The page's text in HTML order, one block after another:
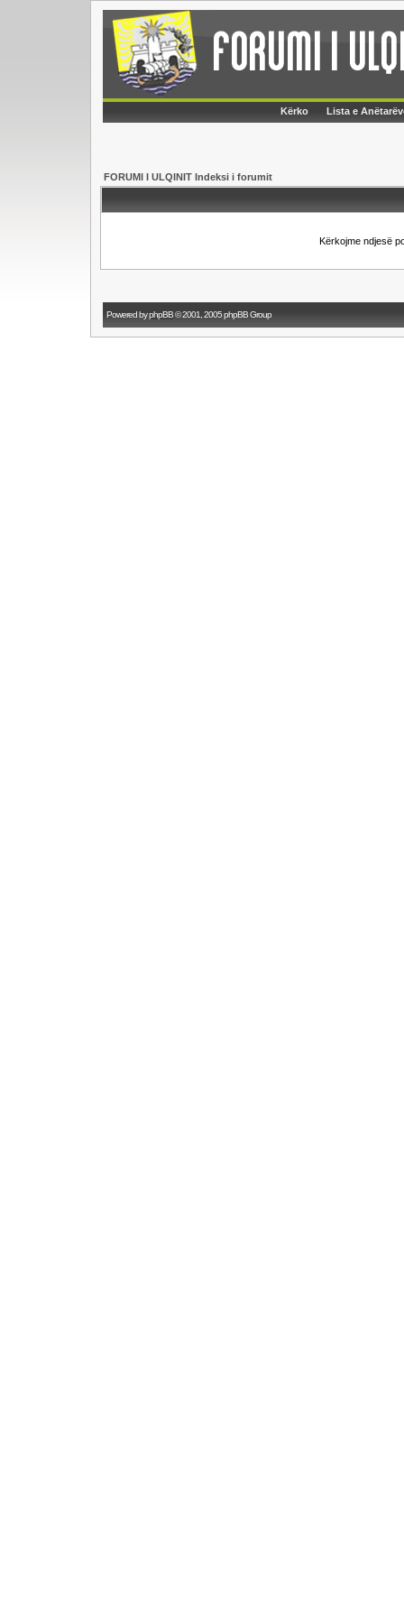
Kërko Lista e
FORUMI I ULQINIT Indeksi i forumit
Kërkojme ndjesë
Powered byphpBB© 2001, 2005 phpBB Group